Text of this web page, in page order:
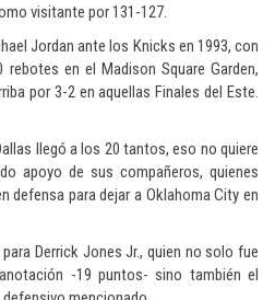
visitante por 131-127.
Jordan ante los Knicks en 1993, con
en el Madison Square Garden,
por 3-2 en aquellas Finales del Este.
llegó a los 20 tantos, eso no quiere
apoyo de sus compañeros, quienes
defensa para dejar a Oklahoma City en
Derrick Jones Jr., quien no solo fue
-19 puntos- sino también el